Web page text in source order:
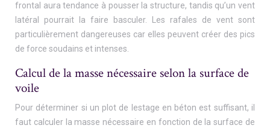
frontal aura tendance à pousser la structure, tandis qu’un vent
latéral pourrait la faire basculer. Les rafales de vent sont
particulièrement dangereuses car elles peuvent créer des pics
de force soudains et intenses.
Calcul de la masse nécessaire selon la surface de
voile
Pour déterminer si un plot de lestage en béton est suffisant, il
faut calculer la masse nécessaire en fonction de la surface de